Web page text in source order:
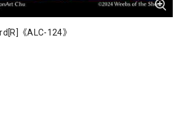
《ALC-124》